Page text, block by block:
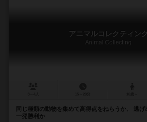
アニマルコレクティン
Animal Collecting
同じ種類の動物を集めて高得点をねらうか、 逃げ
一発勝利か